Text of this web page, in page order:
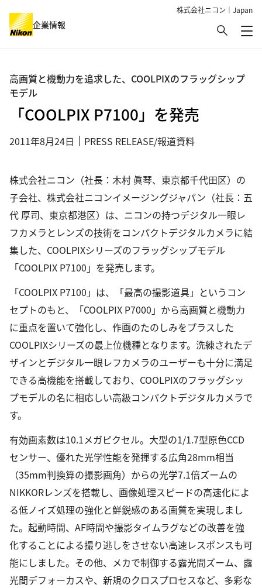
株式会社ニコン｜Japan
企業情報 検索
メ
「COOLPIX P7100」を発売
高画質と機動力を追求した、COOLPIXのフラッグシップ
モデル
2011年8月24日 PRESS RELEASE/報道資料
株式会社ニコン（社長：木村 眞琴、東京都千代田区）の
子会社、株式会社ニコンイメージングジャパン（社長：五
代 厚司、東京都港区）は、ニコンの持つデジタル一眼レ
フカメラとレンズの技術をコンパクトデジタルカメラに結
集した、COOLPIXシリーズのフラッグシップモデル
「COOLPIX P7100」を発売します。
「COOLPIX P7100」は、「最高の撮影道具」というコン
セプトのもと、「COOLPIX P7000」から高画質と機動力
に重点を置いて強化し、作画のたのしみをプラスした
COOLPIXシリーズの最上位機種となります。洗練されたデ
ザインとデジタル一眼レフカメラのユーザーも十分に満足
できる高機能を搭載しており、COOLPIXのフラッグシッ
プモデルの名に相応しい高級コンパクトデジタルカメラで
す。
有効画素数は10.1メガピクセル。大型の1/1.7型原色CCD
センサー、優れた光学性能を発揮する広角28mm相当
（35mm判換算の撮影画角）からの光学7.1倍ズームの
NIKKORレンズを搭載し、画像処理スピードの高速化によ
る低ノイズ処理の強化と鮮鋭感のある画質を実現しまし
た。起動時間、AF時間や撮影タイムラグなどの改善を強
化することによる撮り逃しをさせない高速レスポンスも可
能にしました。その他、メカで制御する露光間ズーム、露
光間デフォーカスや、新規のクロスプロセスなど、多彩な